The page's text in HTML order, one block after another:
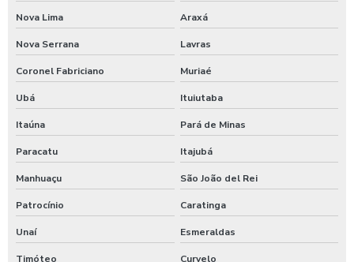
Maquina para lavar caminhões
Maquina para lavar onibus
Máquina de lavar ônibus
Máquina de lavar ônibus preço
Maquinas para higienização automotiva
Maquinas para higienização interna de veiculos
Nova Lima Araxá
Nova Serrana Lavras
Coronel Fabriciano Muriaé
Ubá Ituiutaba
Itaúna Pará de Minas
Paracatu Itajubá
Manhuaçu São João del Rei
Patrocínio Caratinga
Unaí Esmeraldas
Timóteo Curvelo